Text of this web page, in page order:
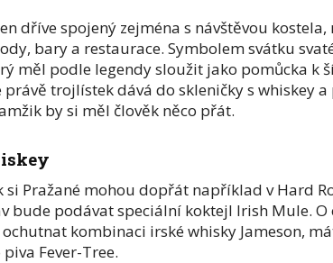
dříve spojený zejména s návštěvou
bary a restaurace. Symbolem svátku
měl podle legendy sloužit jako pomůcka k
trojlístek dává do skleničky s whiskey
by si měl člověk něco přát.
Pražané mohou dopřát například v Hard
bude podávat speciální koktejl Irish Mule. O
kombinaci irské whisky Jameson,
Fever-Tree.